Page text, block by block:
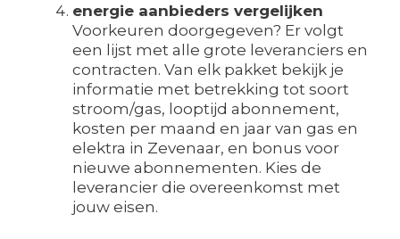
energie aanbieders vergelijken
Voorkeuren doorgegeven? Er volgt
een lijst met alle grote leveranciers en
contracten. Van elk pakket bekijk je
informatie met betrekking tot soort
stroom/gas, looptijd abonnement,
kosten per maand en jaar van gas en
elektra in Zevenaar, en bonus voor
nieuwe abonnementen. Kies de
leverancier die overeenkomst met
jouw eisen.